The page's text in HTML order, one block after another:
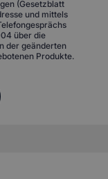
(Gesetzblatt
und mittels
über die
der geänderten
Produkte.